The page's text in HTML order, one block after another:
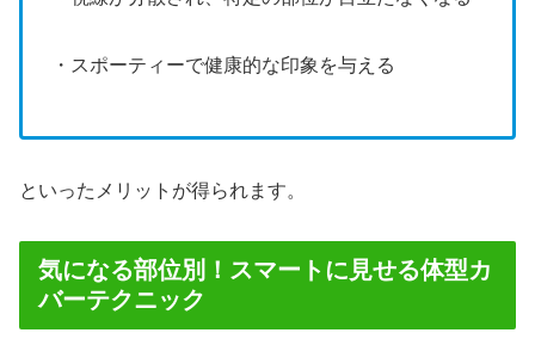
・スポーティーで健康的な印象を与える
といったメリットが得られます。
気になる部位別！スマートに見せる体型カ
バーテクニック